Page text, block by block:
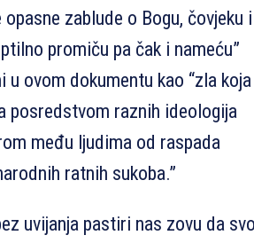
zablude o Bogu, čovjeku i
promiču pa čak i nameću”
u ovom dokumentu kao “zla koja
posredstvom raznih ideologija
među ljudima od raspada
ratnih sukoba.”
uvijanja pastiri nas zovu da